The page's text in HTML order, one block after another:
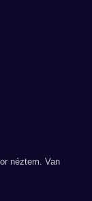
néztem. Van